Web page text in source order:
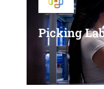
Picking
Im Picking Lab
verschiedene